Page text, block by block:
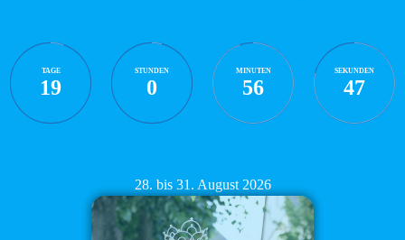
TAGE
19
STUNDEN
0
MINUTEN
56
SEKUNDEN
46
28. bis 31. August 2026